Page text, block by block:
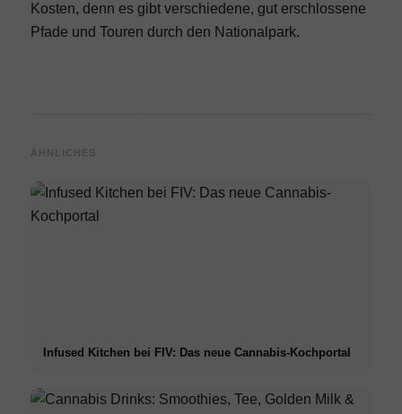
Kosten, denn es gibt verschiedene, gut erschlossene
Pfade und Touren durch den Nationalpark.
ÄHNLICHES
Infused Kitchen bei FIV: Das neue Cannabis-Kochportal